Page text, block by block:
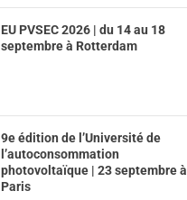
EU PVSEC 2026 | du 14 au 18
septembre à Rotterdam
9e édition de l’Université de
l’autoconsommation
photovoltaïque | 23 septembre à
Paris